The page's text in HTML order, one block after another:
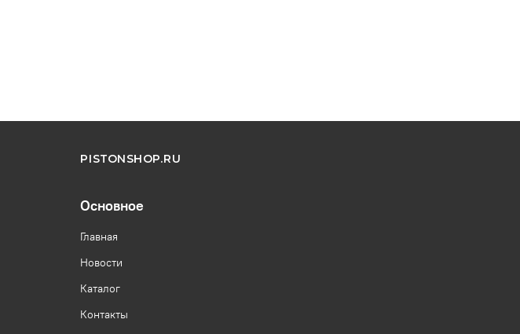
PISTONSHOP.RU
Основное
Главная
Новости
Каталог
Контакты